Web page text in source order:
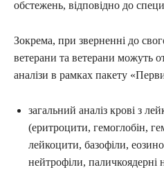
обстежень, відповідно до
Зокрема, при зверненні до
ветерани та ветерани можуть
аналізи в рамках пакету
загальний аналіз крові з
(еритроцити, гемоглобін,
лейкоцити, базофіли,
нейтрофіли, паличкоядерні